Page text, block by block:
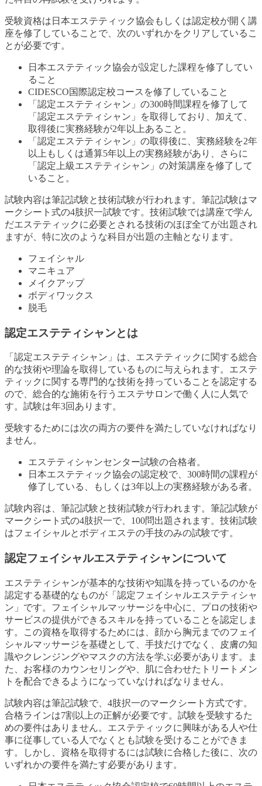
受験資格は日本エステティック協会もしくは認定校が開く講
座を修了していることで、次のいずれかをクリアしているこ
とが必要です。
日本エステティック協会が設定した課程を修了してい
ること
CIDESCO国際認定校コースを修了していること
「認定エステティシャン」の300時間課程を修了して
「認定エステティシャン」を取得しており、加えて、
取得後に実務経験が2年以上あること。
「認定エステティシャン」の取得後に、実務経験を2年
以上もしくは通算5年以上の実務経験があり、さらに
「認定上級エステティシャン」の対策講座を修了して
いること。
試験内容は筆記試験と技術試験が行われます。筆記試験はマ
ークシート式の4肢択一試験です。技術試験では講座で学ん
だエステティックに必要とされる技術のほぼ全てが出題され
ますが、特に次のような科目が出題の主軸となります。
フェイシャル
マニキュア
メイクアップ
ボディワックス
脱毛
認定エステティシャンとは
「認定エステティシャン」は、エステティックに関する総合
的な技術や理論を取得しているものに与えられます。エステ
ティックに関する専門的な技術を持っていることを認定する
ので、総合的な施術を行うエステサロンで働く人に人気で
す。試験は年3回あります。
受験するためには次の両方の要件を満たしていなければなり
ません。
エステティシャンセンター試験の合格者。
日本エステティック協会の認定校で、300時間の課程が
修了している、もしくは3年以上の実務経験がある者。
試験内容は、筆記試験と技術試験が行われます。筆記試験が
マークシート式の4肢択一で、100問出題されます。技術試験
はフェイシャルとボディエステの手技のみの試験です。
認定フェイシャルエステティシャンについて
エステティシャンが基本的な技術や知識を持っているのかを
認定する基礎的なものが「認定フェイシャルエステティシャ
ン」です。フェイシャルマッサージを中心に、プロの技術や
サービスの提供ができるスキルを持っていることを認定しま
す。この資格を取得するためには、顔から胸元までのフェイ
シャルマッサージを基礎として、手技だけでなく、皮膚の知
識やクレンジングやマスクの方法を学ぶ必要があります。ま
た、お客様のカウンセリングや、肌に合わせたトリートメン
トを配合できるようになっていなければなりません。
試験内容は筆記試験で、4肢択一のマークシート方式です。
合格ラインは7割以上の正解が必要です。試験を受験するた
めの要件はありません。エステティックに興味がある人や仕
事に従事している人でなくとも試験を受けることができま
す。しかし、資格を取得するには試験に合格した後に、次の
いずれかの要件を満たす必要があります。